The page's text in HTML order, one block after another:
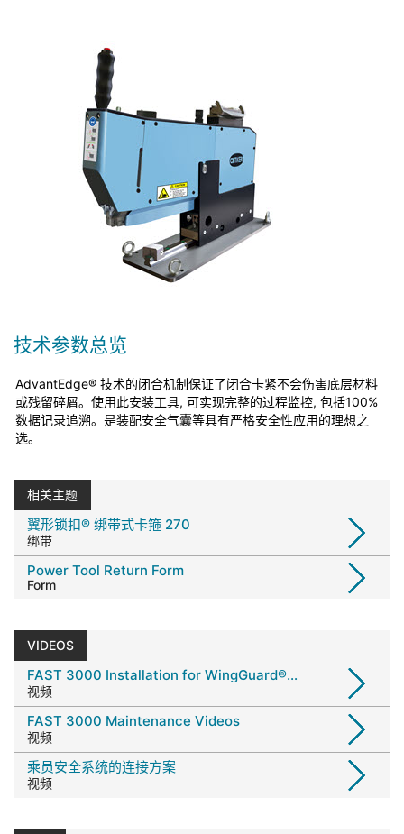
技术参数总览
AdvantEdge® 技术的闭合机制保证了闭合卡紧不会伤害底层材料
或残留碎屑。使用此安装工具, 可实现完整的过程监控, 包括100%
数据记录追溯。是装配安全气囊等具有严格安全性应用的理想之
选。
相关主题
翼形锁扣® 绑带式卡箍 270
绑带
Power Tool Return Form
Form
VIDEOS
FAST 3000 Installation for WingGuard® Strap Clamps
视频
FAST 3000 Maintenance Videos
视频
乘员安全系统的连接方案
视频